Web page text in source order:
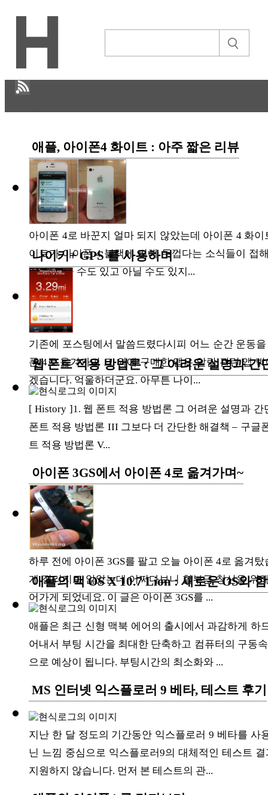
CULTURE
ECONOMY
정보통신
STORY
ABOUT
ETC
ⓘ
애플, 아이폰4 화이트 : 아주 짧은 리뷰
아이폰 4로 바꾼지 얼마 되지 않았는데 아이폰 4 화
이트가 아이폰 4 블랙에 비해 두껍다는 소식들이
다. 두꺼울 수도 있고 아닐 수도 있지...
나이키+ GPS 를 사용하며
기존에 포스팅에서 말씀드렸다시피 어느 순간 운동
폰 4로 옮겨가며 그 외에 구매한 앱은 알람 관련 앱
겠습니다. 억울하더군요. 아무튼 나이...
웹 폰트 적용 방법론 : 그 어려운 설명과 간
[ History ]1. 웹 폰트 적용 방법론 그 어려운 설명과
폰트 적용 방법론 III 그보다 더 간단한 해결책 – 구글
트 적용 방법론 V...
아이폰 3GS에서 아이폰 4로 옮겨가며~
하루 전에 아이폰 3GS를 팔고 오늘 아이폰 4로 옮겨
게 질리지도 않았는데 어쩌다보니 할부금 청산을 위
어가게 되었네요. 이 글은 아이폰 3GS를 ...
애플의 맥 OS X 10.7 Lion : 새로운 OS와
애플은 최근 신형 맥북 에어의 출시에서 과감하게
어내서 부팅 시간을 최대한 단축하고 컴퓨터의 구동
으로 예상이 됩니다. 부팅시간의 최소화와 ...
MS 인터넷 익스플로러 9 베타, 테스트 후기
지난 한 달 정도의 기간동안 익스플로러 9 베타를
닌 느낌 중심으로 익스플로러9의 대체적인 테스트
지원하지 않습니다. 먼저 본 테스트의 관...